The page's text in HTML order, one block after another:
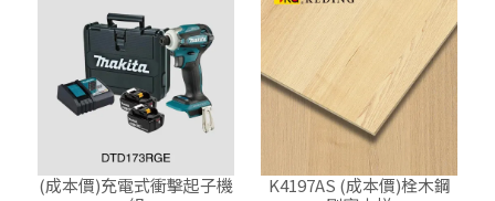
(成本價)充電式衝擊起子機
K4197AS (成本價)栓木鋼